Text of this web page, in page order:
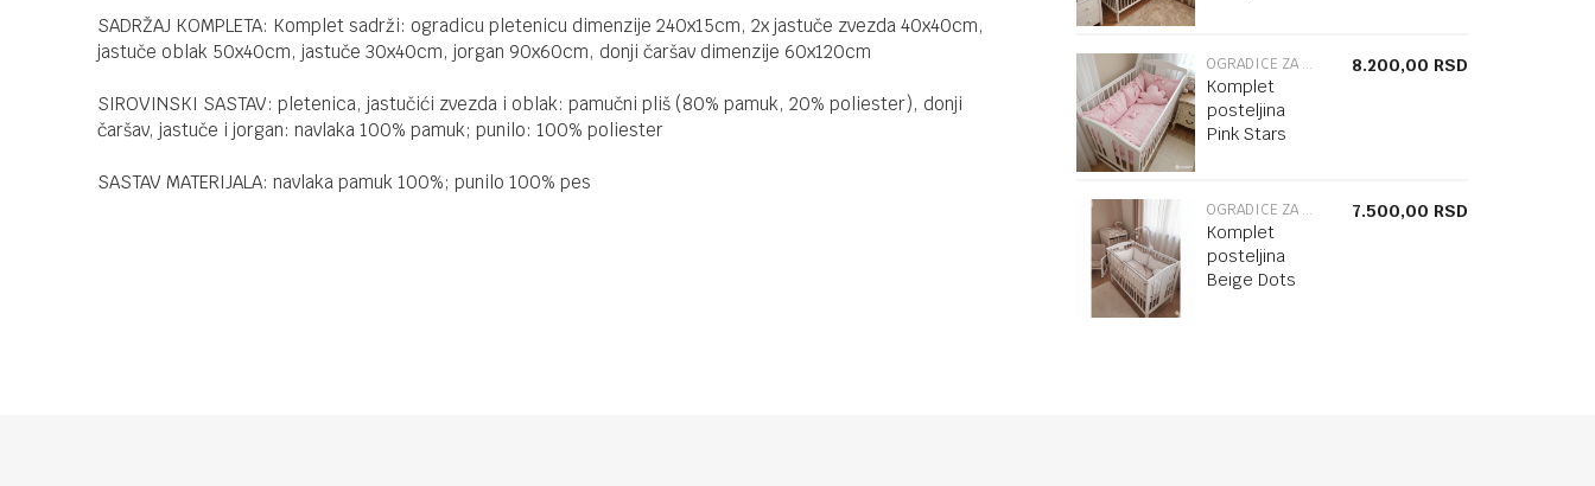
SADRŽAJ KOMPLETA: Komplet sadrži: ogradicu pletenicu dimenzije 240x15cm, 2x jastuče zvezda 40x40cm,
jastuče oblak 50x40cm, jastuče 30x40cm, jorgan 90x60cm, donji čaršav dimenzije 60x120cm
SIROVINSKI SASTAV: pletenica, jastučići zvezda i oblak: pamučni pliš (80% pamuk, 20% poliester), donji
čaršav, jastuče i jorgan: navlaka 100% pamuk; punilo: 100% poliester
SASTAV MATERIJALA: navlaka pamuk 100%; punilo 100% pes
posteljina
OGRADICE ZA KREVETAC
Komplet
posteljina
Pink Stars
8.200,00 RSD
OGRADICE ZA KREVETAC
Komplet
posteljina
Beige Dots
7.500,00 RSD